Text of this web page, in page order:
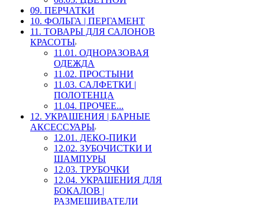
09. ПЕРЧАТКИ
10. ФОЛЬГА | ПЕРГАМЕНТ
11. ТОВАРЫ ДЛЯ САЛОНОВ
КРАСОТЫ
11.01. ОДНОРАЗОВАЯ
ОДЕЖДА
11.02. ПРОСТЫНИ
11.03. САЛФЕТКИ |
ПОЛОТЕНЦА
11.04. ПРОЧЕЕ...
12. УКРАШЕНИЯ | БАРНЫЕ
АКСЕССУАРЫ
12.01. ДЕКО-ПИКИ
12.02. ЗУБОЧИСТКИ И
ШАМПУРЫ
12.03. ТРУБОЧКИ
12.04. УКРАШЕНИЯ ДЛЯ
БОКАЛОВ |
РАЗМЕШИВАТЕЛИ